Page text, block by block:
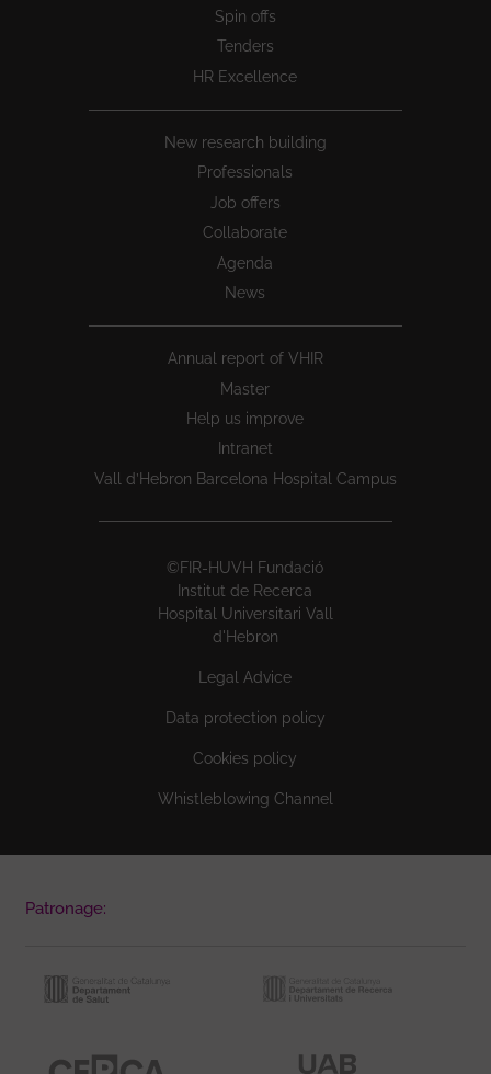
Spin offs
Tenders
HR Excellence
New research building
Professionals
Job offers
Collaborate
Agenda
News
Annual report of VHIR
Master
Help us improve
Intranet
Vall d’Hebron Barcelona Hospital Campus
©FIR-HUVH Fundació
Institut de Recerca
Hospital Universitari Vall
d'Hebron
Legal Advice
Data protection policy
Cookies policy
Whistleblowing Channel
Patronage: